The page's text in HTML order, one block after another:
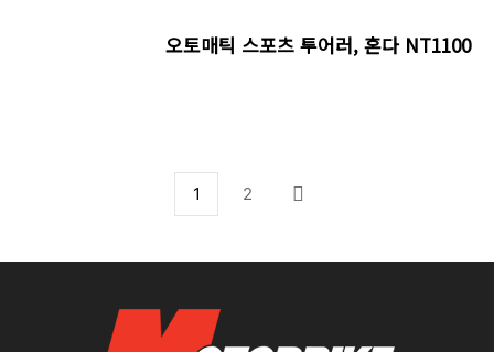
오토매틱 스포츠 투어러, 혼다 NT1100
1 2